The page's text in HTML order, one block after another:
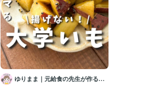
ゆりまま｜元給食の先生が作る子